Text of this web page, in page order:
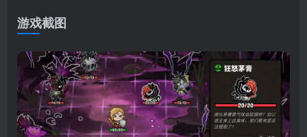
游戏截图